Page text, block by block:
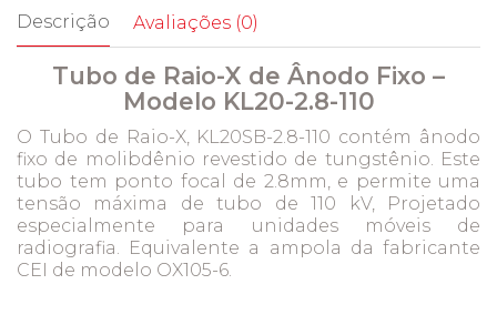
Descrição Avaliações (0)
Tubo de Raio-X de Ânodo Fixo –
Modelo KL20-2.8-110
O Tubo de Raio-X, KL20SB-2.8-110 contém ânodo
fixo de molibdênio revestido de tungstênio. Este
tubo tem ponto focal de 2.8mm, e permite uma
tensão máxima de tubo de 110 kV, Projetado
especialmente para unidades móveis de
radiografia. Equivalente a ampola da fabricante
CEI de modelo OX105-6.